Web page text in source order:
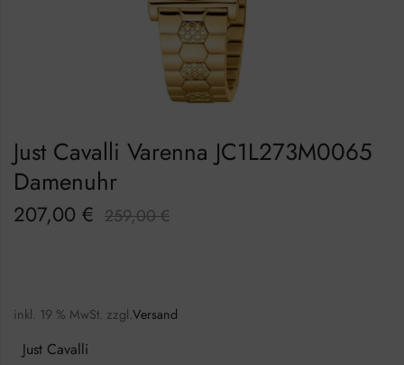
Just Cavalli Varenna JC1L273M0065
Damenuhr
207,00 € 259,00€
inkl. 19 % MwSt. zzgl.Versand
Just Cavalli